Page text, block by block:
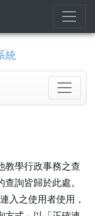
統
教學行政事務之查
詢皆歸於此處。
入之使用者使用，